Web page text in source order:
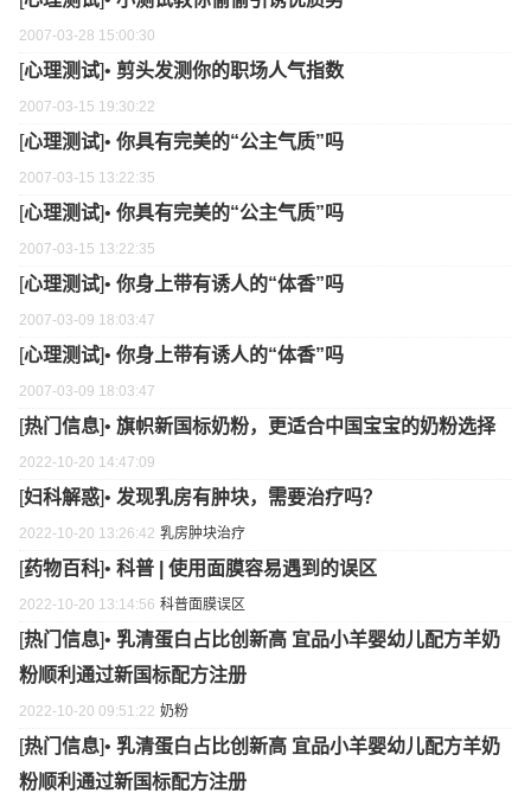
2007-03-28 15:00:30
[心理测试]• 剪头发测你的职场人气指数
2007-03-15 19:30:22
[心理测试]• 你具有完美的“公主气质”吗
2007-03-15 13:22:35
[心理测试]• 你具有完美的“公主气质”吗
2007-03-15 13:22:35
[心理测试]• 你身上带有诱人的“体香”吗
2007-03-09 18:03:47
[心理测试]• 你身上带有诱人的“体香”吗
2007-03-09 18:03:47
[热门信息]• 旗帜新国标奶粉，更适合中国宝宝的奶粉选择
2022-10-20 14:47:09
[妇科解惑]• 发现乳房有肿块，需要治疗吗？
2022-10-20 13:26:42 乳房肿块治疗
[药物百科]• 科普 | 使用面膜容易遇到的误区
2022-10-20 13:14:56 科普面膜误区
[热门信息]• 乳清蛋白占比创新高 宜品小羊婴幼儿配方羊奶
粉顺利通过新国标配方注册
2022-10-20 09:51:22 奶粉
[热门信息]• 乳清蛋白占比创新高 宜品小羊婴幼儿配方羊奶
粉顺利通过新国标配方注册